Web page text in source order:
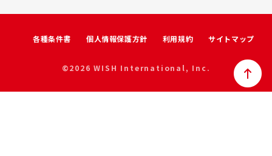
各種条件書 個人情報保護方針 利用規約 サイトマップ
©2026 WISH International, Inc.